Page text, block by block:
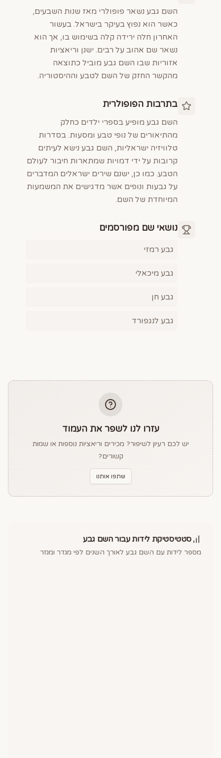
השם גבע נשאר פופולרי מאז שנות השבעים,
כאשר הוא נפוץ בעיקר בישראל. בעשור
האחרון חלה ירידה קלה בשימוש בו, אך הוא
נשאר שם אהוב על רבים. ישנן וריאציות
אזוריות שבו השם גבע מוביל כתוצאה
מהקשר החזק של השם לטבע וההיסטוריה.
בתרבות הפופולרית
השם גבע מופיע בספרי ילדים כחלק
מהתיאורים של נופי טבע ומסעות. בסדרות
טלוויזיה ישראליות, השם גבע נישא לעיתים
קרובות על ידי דמויות שמתארות חיבור לעולם
הטבע. כמו כן, ישנם שירים ישראלים המדברים
על גבעות ונופים אשר מדגישים את המשמעות
המיוחדת של השם.
נושאי שם מפורסמים
גבע רמזי
גבע מיכאלי
גבע חן
גבע לנגפורד
עזרו לנו לשפר את העמוד
יש לכם רעיון לשיפור? מכירים וריאציות נוספות או שמות
קשורים?
שתפו אותנו
סטטיסטיקת לידות עבור השם גבע
מספר לידות עם השם גבע לאורך השנים לפי מגדר ומגזר